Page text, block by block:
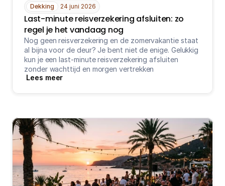
Dekking 24 juni 2026
Last-minute reisverzekering afsluiten: zo
regel je het vandaag nog
Nog geen reisverzekering en de zomervakantie staat
al bijna voor de deur? Je bent niet de enige. Gelukkig
kun je een last-minute reisverzekering afsluiten
zonder wachttijd en morgen vertrekken
Lees meer